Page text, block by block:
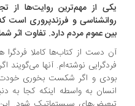
از مهم‌ترین روایت‌ها از تجربه
و فرزندپروری است که
عموم مردم دارد. تفاوت اثر شما
دست از کتاب‌ها کاملا فردگرا هستند
نوشته‌ام. آنها می‌گویند اگر
و اگر شکست بخوری خودت مقصر
به واسطه اینکه کجا به دنیا